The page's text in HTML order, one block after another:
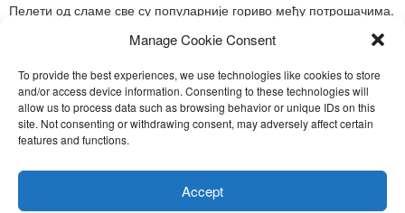
Manage Cookie Consent
To provide the best experiences, we use technologies like cookies to store
and/or access device information. Consenting to these technologies will
allow us to process data such as browsing behavior or unique IDs on this
site. Not consenting or withdrawing consent, may adversely affect certain
features and functions.
Accept
Пелети од сламе све су популарније гориво међу потрошачима.
Toggle
Nira Press d.o.o.
Sadržaj ovog sajta je zakonom zaštićena intelektualna svojina